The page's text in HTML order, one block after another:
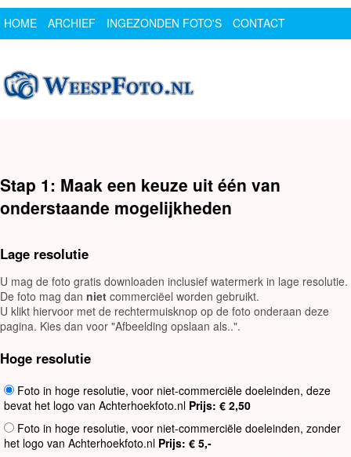
HOME ARCHIEF INGEZONDEN FOTO'S
CONTACT
Stap 1: Maak een keuze uit één van
onderstaande mogelijkheden
Lage resolutie
U mag de foto gratis downloaden inclusief watermerk in lage resolutie.
De foto mag dan niet commerciëel worden gebruikt.
U klikt hiervoor met de rechtermuisknop op de foto onderaan deze
pagina. Kies dan voor "Afbeelding opslaan als..".
Hoge resolutie
Foto in hoge resolutie, voor niet-commerciële doeleinden, deze
bevat het logo van Achterhoekfoto.nl Prijs: € 2,50
Foto in hoge resolutie, voor niet-commerciële doeleinden, zonder
het logo van Achterhoekfoto.nl Prijs: € 5,-